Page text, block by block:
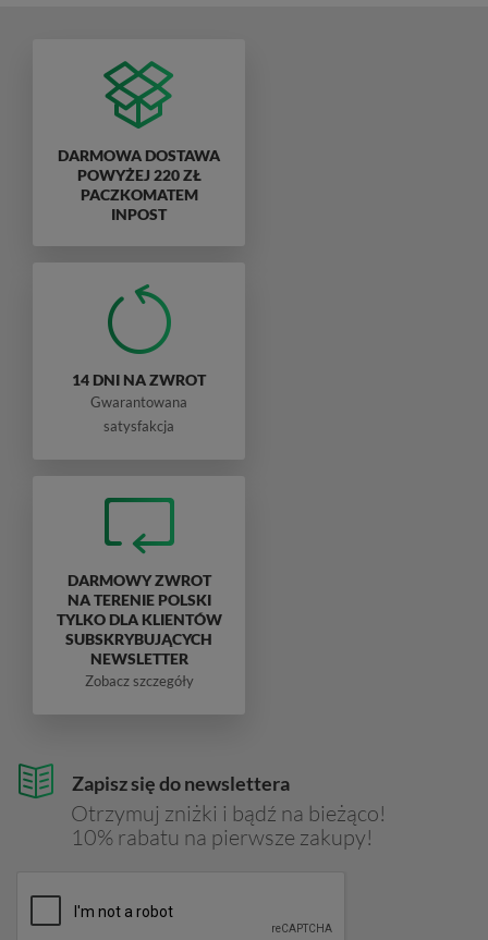
Zapisz się do newslettera
Otrzymuj zniżki i bądź na bieżąco!
10% rabatu na pierwsze zakupy!
DARMOWA DOSTAWA
POWYŻEJ 220 ZŁ
PACZKOMATEM
INPOST
14 DNI NA ZWROT
Gwarantowana
satysfakcja
DARMOWY ZWROT
NA TERENIE POLSKI
TYLKO DLA KLIENTÓW
SUBSKRYBUJĄCYCH
NEWSLETTER
Zobacz szczegóły